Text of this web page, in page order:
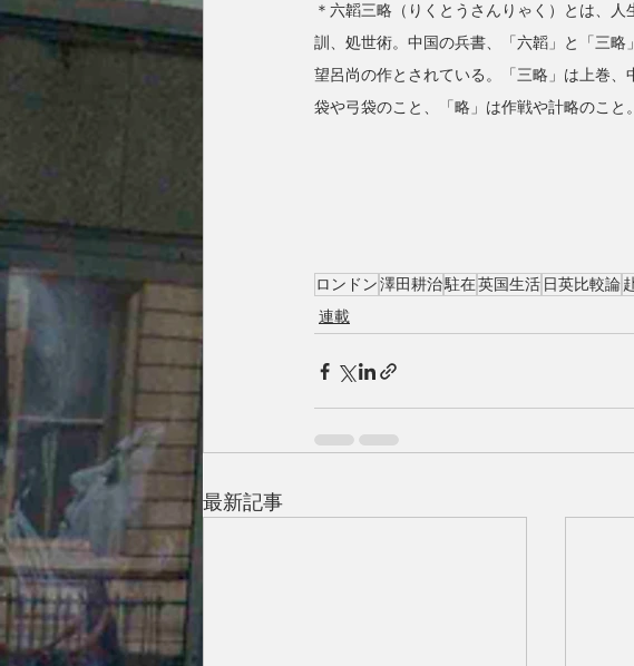
＊六韜三略（りくとうさんりゃく）とは、
訓、処世術。中国の兵書、「六韜」と「三
望呂尚の作とされている。「三略」は上巻
袋や弓袋のこと、「略」は作戦や計略のこと。
ロンドン澤田耕治駐在英国生活 日英比較論
連載
最新記事